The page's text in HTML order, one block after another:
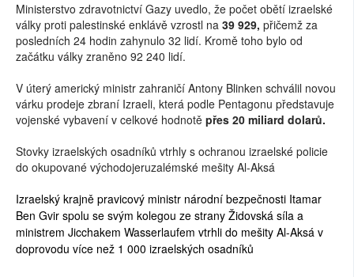
Ministerstvo zdravotnictví Gazy uvedlo, že počet obětí izraelské
války proti palestinské enklávě vzrostl na 39 929, přičemž za
posledních 24 hodin zahynulo 32 lidí. Kromě toho bylo od
začátku války zraněno 92 240 lidí.
V úterý americký ministr zahraničí Antony Blinken schválil novou
várku prodeje zbraní Izraeli, která podle Pentagonu představuje
vojenské vybavení v celkové hodnotě přes 20 miliard dolarů.
Stovky izraelských osadníků vtrhly s ochranou izraelské policie
do okupované východojeruzalémské mešity Al-Aksá
Izraelský krajně pravicový ministr národní bezpečnosti Itamar
Ben Gvir spolu se svým kolegou ze strany Židovská síla a
ministrem Jicchakem Wasserlaufem vtrhli do mešity Al-Aksá v
doprovodu více než 1 000 izraelských osadníků